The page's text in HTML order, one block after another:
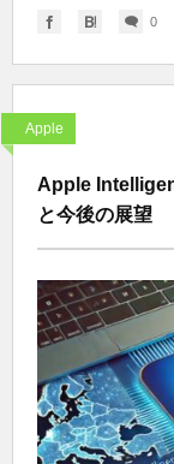
0
Apple
Apple
と今後の展望